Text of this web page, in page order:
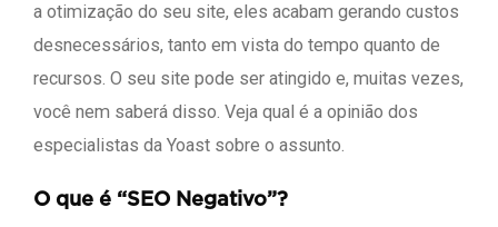
a otimização do seu site, eles acabam gerando custos
desnecessários, tanto em vista do tempo quanto de
recursos. O seu site pode ser atingido e, muitas vezes,
você nem saberá disso. Veja qual é a opinião dos
especialistas da Yoast sobre o assunto.
O que é “SEO Negativo”?